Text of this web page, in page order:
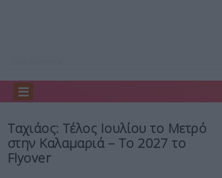
Home
Ταχιάος: Τέλος Ιουλίου το Μετρό
στην Καλαμαριά – Το 2027 το
Flyover